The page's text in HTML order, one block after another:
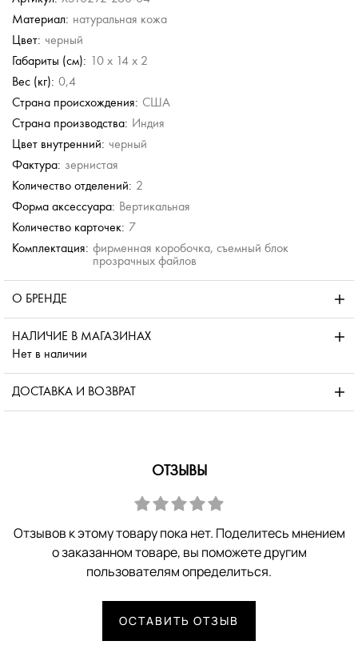
Кожаная обложка для
паспорта и
автодокументов
7 680 руб.
Кожаная обложка для
паспорта и
автодокументов
7 680 руб.
Материал: натуральная кожа
Цвет: черный
Габариты (см): 10 x 14 x 2
Вес (кг): 0,4
Страна происхождения: США
Страна производства: Индия
Цвет внутренний: черный
Фактура: зернистая
Количество отделений: 2
Форма аксессуара: Вертикальная
Количество карточек: 7
Комплектация: фирменная коробочка, съемный блок
прозрачных файлов
О БРЕНДЕ
НАЛИЧИЕ В МАГАЗИНАХ
Нет в наличии
ДОСТАВКА И ВОЗВРАТ
ОТЗЫВЫ
Отзывов к этому товару пока нет. Поделитесь мнением
о заказанном товаре, вы поможете другим
пользователям определиться.
ОСТАВИТЬ ОТЗЫВ